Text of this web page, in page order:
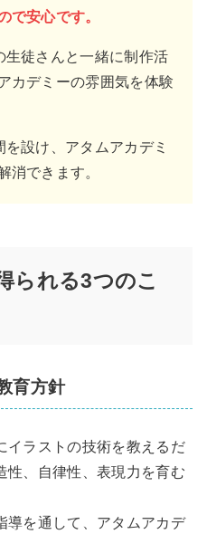
で安心です。
徒さんと一緒に制作活
カデミーの雰囲気を体験
設け、アタムアカデミ
消できます。
られる3つのこ
育方針
イラストの技術を教えるだ
性、自律性、表現力を育む
導を通して、アタムアカデ